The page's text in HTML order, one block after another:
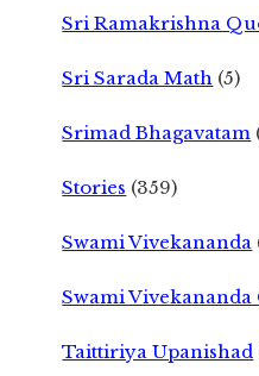
Sri Ramakrishna
Sri Sarada Math (5)
Srimad Bhagavatam
Stories (359)
Swami Vivekananda
Swami Vivekananda
Taittiriya Upanishad